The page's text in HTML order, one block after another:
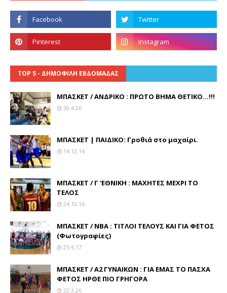
TOP 5 - ΔΗΜΟΦΙΛΗ ΕΒΔΟΜΑΔΑΣ
ΜΠΑΣΚΕΤ / ΑΝΔΡΙΚΟ : ΠΡΩΤΟ ΒΗΜΑ ΘΕΤΙΚΟ...!!!
30.4.26
ΜΠΑΣΚΕΤ | ΠΑΙΔΙΚΟ: Γροθιά στο μαχαίρι.
14.12.14
ΜΠΑΣΚΕΤ / Γ 'ΕΘΝΙΚΗ : ΜΑΧΗΤΕΣ ΜΕΧΡΙ ΤΟ
ΤΕΛΟΣ
24.10.16
ΜΠΑΣΚΕΤ / ΝΒΑ : ΤΙΤΛΟΙ ΤΕΛΟΥΣ ΚΑΙ ΓΙΑ ΦΕΤΟΣ
(Φωτογραφίες)
25.6.17
ΜΠΑΣΚΕΤ / Α2 ΓΥΝΑΙΚΩΝ : ΓΙΑ ΕΜΑΣ ΤΟ ΠΑΣΧΑ
ΦΕΤΟΣ ΗΡΘΕ ΠΙΟ ΓΡΗΓΟΡΑ
22.3.26